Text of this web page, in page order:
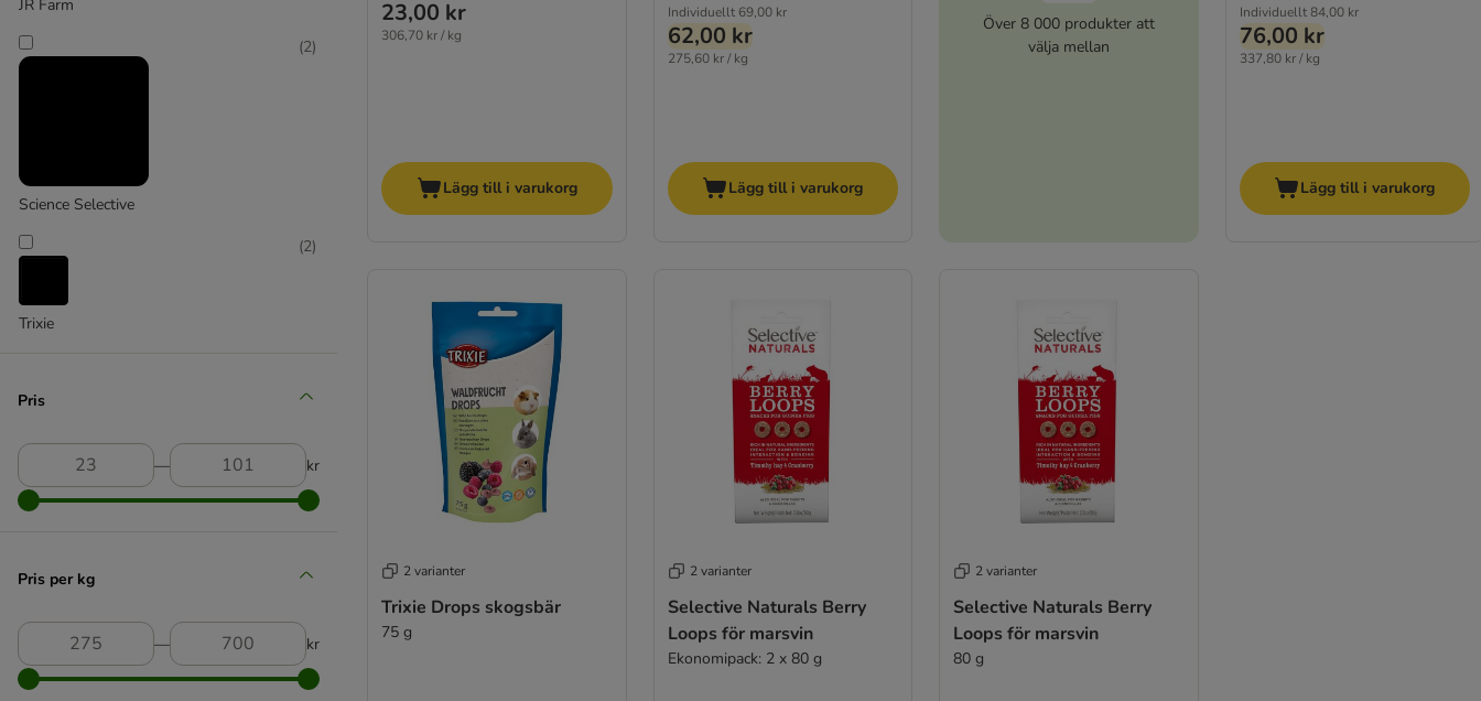
Trixie
JR Farm
Science Selective
(2)
Trixie
(2)
Pris
― kr
Pris per kg
― kr
23,00 kr
306,70 kr / kg
Lägg till i varukorg
Individuellt 69,00 kr
62,00 kr
275,60 kr / kg
Lägg till i varukorg
Över 8 000 produkter att
välja mellan
Individuellt 84,00 kr
76,00 kr
337,80 kr / kg
Lägg till i varukorg
2 varianter
Trixie Drops skogsbär
75 g
2 varianter
Selective Naturals Berry
Loops för marsvin
Ekonomipack: 2 x 80 g
2 varianter
Selective Naturals Berry
Loops för marsvin
80 g